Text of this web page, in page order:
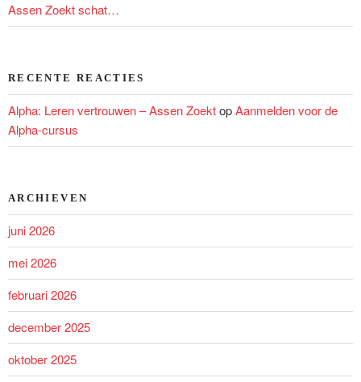
Assen Zoekt schat…
RECENTE REACTIES
Alpha: Leren vertrouwen – Assen ZoektopAanmelden voor de
Alpha-cursus
ARCHIEVEN
juni 2026
mei 2026
februari 2026
december 2025
oktober 2025